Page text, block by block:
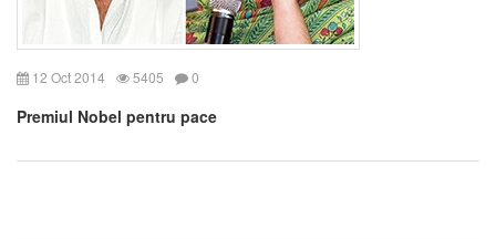
12 Oct 2014 5405 0
Premiul Nobel pentru pace